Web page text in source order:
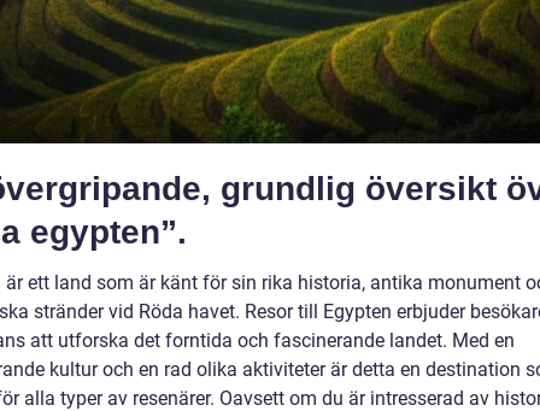
grundlig översikt
egypten”.
är ett land som är känt för sin rika historia, antika monument
stränder vid Röda havet. Resor till Egypten erbjuder
att utforska det forntida och fascinerande landet. Med en
kultur och en rad olika aktiviteter är detta en destination
alla typer av resenärer. Oavsett om du är intresserad av